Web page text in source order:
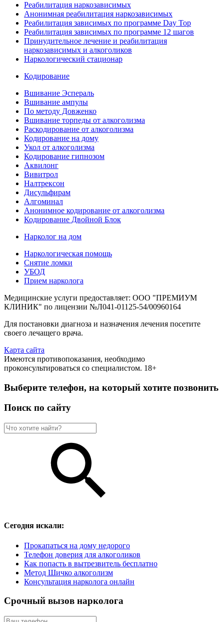
Реабилитация наркозависимых
Анонимная реабилитация наркозависимых
Реабилитация зависимых по программе Day Top
Реабилитация зависимых по программе 12 шагов
Принудительное лечение и реабилитация
наркозависимых и алкоголиков
Наркологический стационар
Кодирование
Вшивание Эспераль
Вшивание ампулы
По методу Довженко
Вшивание торпеды от алкоголизма
Раскодирование от алкоголизма
Кодирование на дому
Укол от алкоголизма
Кодирование гипнозом
Аквилонг
Вивитрол
Налтрексон
Дисульфирам
Алгоминал
Анонимное кодирование от алкоголизма
Кодирование Двойной Блок
Нарколог на дом
Наркологическая помощь
Снятие ломки
УБОД
Прием нарколога
Медицинские услуги предоставляет: ООО "ПРЕМИУМ
КЛИНИК" по лицензии №Л041-01125-54/00960164
Для постановки диагноза и назначения лечения посетите
своего лечащего врача.
Карта сайта
Имеются противопоказания, необходимо
проконсультироваться со специалистом. 18+
Выберите телефон, на который хотите позвонить
Поиск по сайту
Сегодня искали:
Прокапаться на дому недорого
Телефон доверия для алкоголиков
Как попасть в вытрезвитель бесплатно
Метод Шичко алкоголизм
Консультация нарколога онлайн
Срочный вызов нарколога